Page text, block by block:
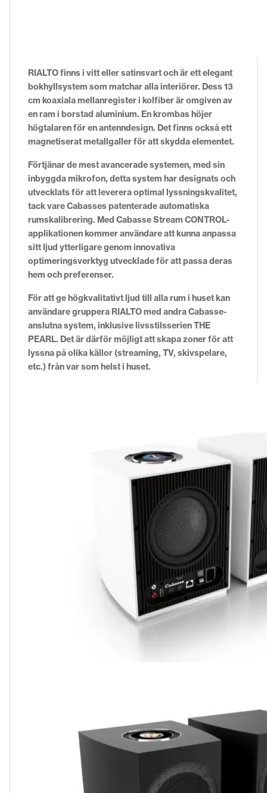
RIALTO finns i vitt eller satinsvart och är ett elegant
bokhyllsystem som matchar alla interiörer. Dess 13
cm koaxiala mellanregister i kolfiber är omgiven av
en ram i borstad aluminium. En krombas höjer
högtalaren för en antenndesign. Det finns också ett
magnetiserat metallgaller för att skydda elementet.
Förtjänar de mest avancerade systemen, med sin
inbyggda mikrofon, detta system har designats och
utvecklats för att leverera optimal lyssningskvalitet,
tack vare Cabasses patenterade automatiska
rumskalibrering. Med Cabasse Stream CONTROL-
applikationen kommer användare att kunna anpassa
sitt ljud ytterligare genom innovativa
optimeringsverktyg utvecklade för att passa deras
hem och preferenser.
För att ge högkvalitativt ljud till alla rum i huset kan
användare gruppera RIALTO med andra Cabasse-
anslutna system, inklusive livsstilsserien THE
PEARL. Det är därför möjligt att skapa zoner för att
lyssna på olika källor (streaming, TV, skivspelare,
etc.) från var som helst i huset.